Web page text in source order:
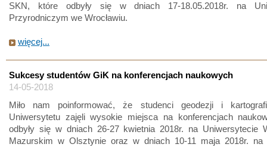
SKN, które odbyły się w dniach 17-18.05.2018r. na
Przyrodniczym we Wrocławiu.
więcej...
Sukcesy studentów GiK na konferencjach naukowych
14-05-2018
Miło nam poinformować, że studenci geodezji i
Uniwersytetu zajęli wysokie miejsca na konferencjach
odbyły się w dniach 26-27 kwietnia 2018r. na Uniwersytecie
Mazurskim w Olsztynie oraz w dniach 10-11 maja 2018r. na